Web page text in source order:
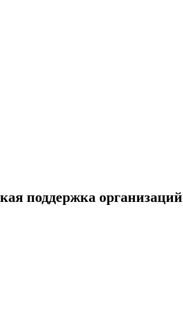
поддержка организаций